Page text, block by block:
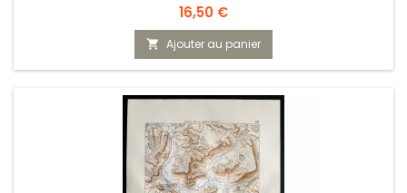
Prix
16,50 €
 Ajouter au panier